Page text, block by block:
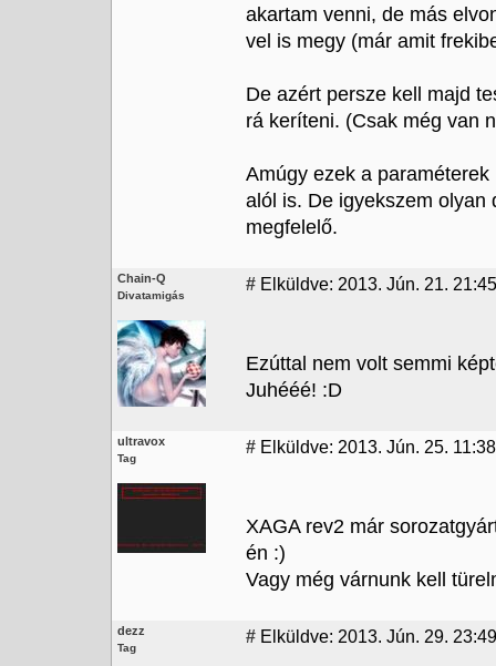
akartam venni, de más
vel is megy (már amit
De azért persze kell majd
rá keríteni. (Csak még van
Amúgy ezek a
alól is. De igyekszem olyan
megfelelő.
Chain-Q
Divatamigás
# Elküldve: 2013. Jún. 21. 21:45
Ezúttal nem volt semmi
Juhééé! :D
ultravox
Tag
# Elküldve: 2013. Jún. 25. 11:38
XAGA rev2 már
én :)
Vagy még várnunk kell
dezz
Tag
# Elküldve: 2013. Jún. 29. 23:49